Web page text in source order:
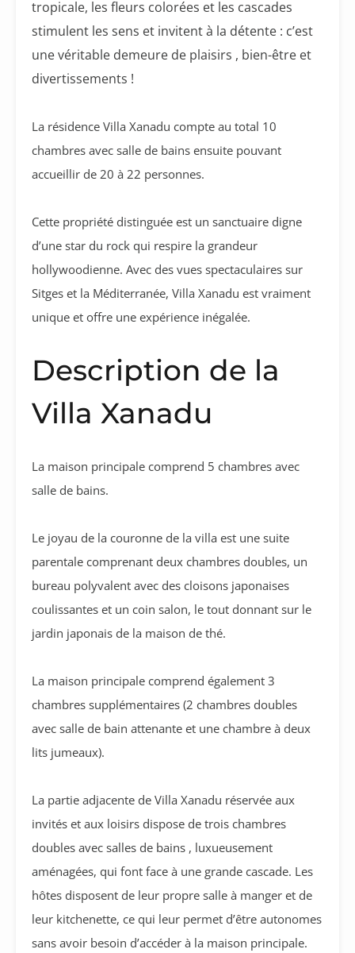
tropicale, les fleurs colorées et les cascades
stimulent les sens et invitent à la détente : c’est
une véritable demeure de plaisirs , bien-être et
divertissements !
La résidence Villa Xanadu compte au total 10
chambres avec salle de bains ensuite pouvant
accueillir de 20 à 22 personnes.
Cette propriété distinguée est un sanctuaire digne
d’une star du rock qui respire la grandeur
hollywoodienne. Avec des vues spectaculaires sur
Sitges et la Méditerranée, Villa Xanadu est vraiment
unique et offre une expérience inégalée.
Description de la
Villa Xanadu
La maison principale comprend 5 chambres avec
salle de bains.
Le joyau de la couronne de la villa est une suite
parentale comprenant deux chambres doubles, un
bureau polyvalent avec des cloisons japonaises
coulissantes et un coin salon, le tout donnant sur le
jardin japonais de la maison de thé.
La maison principale comprend également 3
chambres supplémentaires (2 chambres doubles
avec salle de bain attenante et une chambre à deux
lits jumeaux).
La partie adjacente de Villa Xanadu réservée aux
invités et aux loisirs dispose de trois chambres
doubles avec salles de bains , luxueusement
aménagées, qui font face à une grande cascade. Les
hôtes disposent de leur propre salle à manger et de
leur kitchenette, ce qui leur permet d’être autonomes
sans avoir besoin d’accéder à la maison principale.